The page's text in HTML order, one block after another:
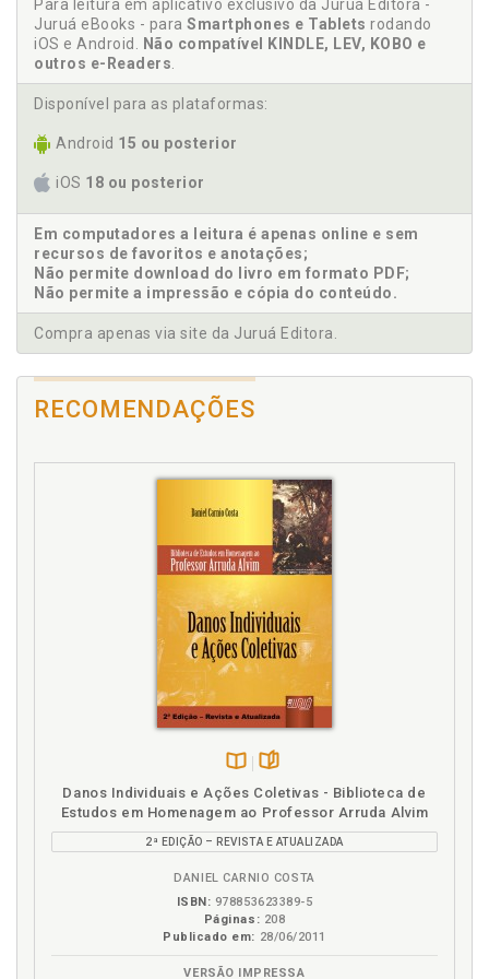
Dano, p. 40
Defeito. Inexistência de defeito, p. 53
E
F
Força maior. Caso fortuito ou força maior, p. 58
Fornecedor. Causas de exclusão de responsabilidade
civil do fornecedor no CDC, p. 50
Fornecedor. Conceito, p. 27
33
Inexistência de defeito, p. 53
Mercado. Não colocação do produto no mercado, p.
Não colocação do produto no mercado, p. 51
Nexo causal, p. 37
Produto. Não colocação do produto no mercado, p.
51
Produto. Responsabilidade pelo fato do produto ou
Para leitura em aplicativo exclusivo da Juruá Editora -
Juruá eBooks - para Smartphones e Tablets rodando
iOS e Android. Não compatível KINDLE, LEV, KOBO e
outros e-Readers.
Disponível para as plataformas:
Android 15 ou posterior
iOS 18 ou posterior
Em computadores a leitura é apenas online e sem
recursos de favoritos e anotações;
Não permite download do livro em formato PDF;
Não permite a impressão e cópia do conteúdo.
Compra apenas via site da Juruá Editora.
RECOMENDAÇÕES
Disponível
páginas
Danos Individuais e Ações Coletivas - Biblioteca de
Estudos em Homenagem ao Professor Arruda Alvim
2ª EDIÇÃO – REVISTA E ATUALIZADA
DANIEL CARNIO COSTA
ISBN: 978853623389-5
Páginas: 208
Publicado em: 28/06/2011
VERSÃO IMPRESSA